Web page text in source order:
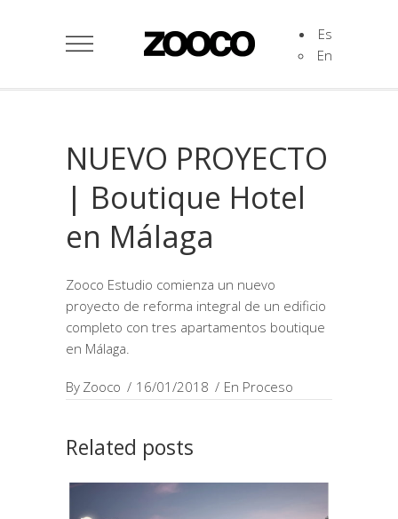
Es
En
NUEVO PROYECTO
| Boutique Hotel
en Málaga
Zooco Estudio comienza un nuevo
proyecto de reforma integral de un edificio
completo con tres apartamentos boutique
en Málaga.
By Zooco 16/01/2018 En Proceso
Related posts